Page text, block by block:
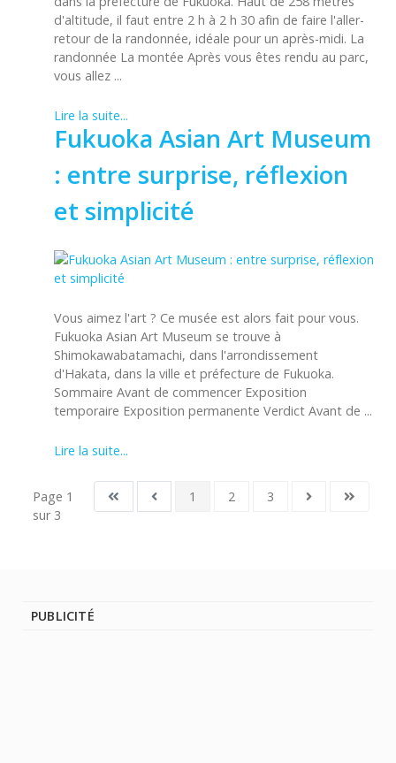
d'altitude, il faut entre 2 h à 2 h 30 afin de faire l'aller-
retour de la randonnée, idéale pour un après-midi. La
randonnée La montée Après vous êtes rendu au parc,
vous allez ...
Lire la suite...
Fukuoka Asian Art Museum
: entre surprise, réflexion
et simplicité
Vous aimez l'art ? Ce musée est alors fait pour vous.
Fukuoka Asian Art Museum se trouve à
Shimokawabatamachi, dans l'arrondissement
d'Hakata, dans la ville et préfecture de Fukuoka.
Sommaire Avant de commencer Exposition
temporaire Exposition permanente Verdict Avant de ...
Lire la suite...
Page 1
sur 3
1 2 3
PUBLICITÉ